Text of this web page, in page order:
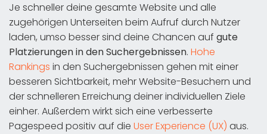
Je schneller deine gesamte Website und alle
zugehörigen Unterseiten beim Aufruf durch Nutzer
laden, umso besser sind deine Chancen auf gute
Platzierungen in den Suchergebnissen. Hohe
Rankings in den Suchergebnissen gehen mit einer
besseren Sichtbarkeit, mehr Website-Besuchern und
der schnelleren Erreichung deiner individuellen Ziele
einher. Außerdem wirkt sich eine verbesserte
Pagespeed positiv auf die User Experience (UX) aus.